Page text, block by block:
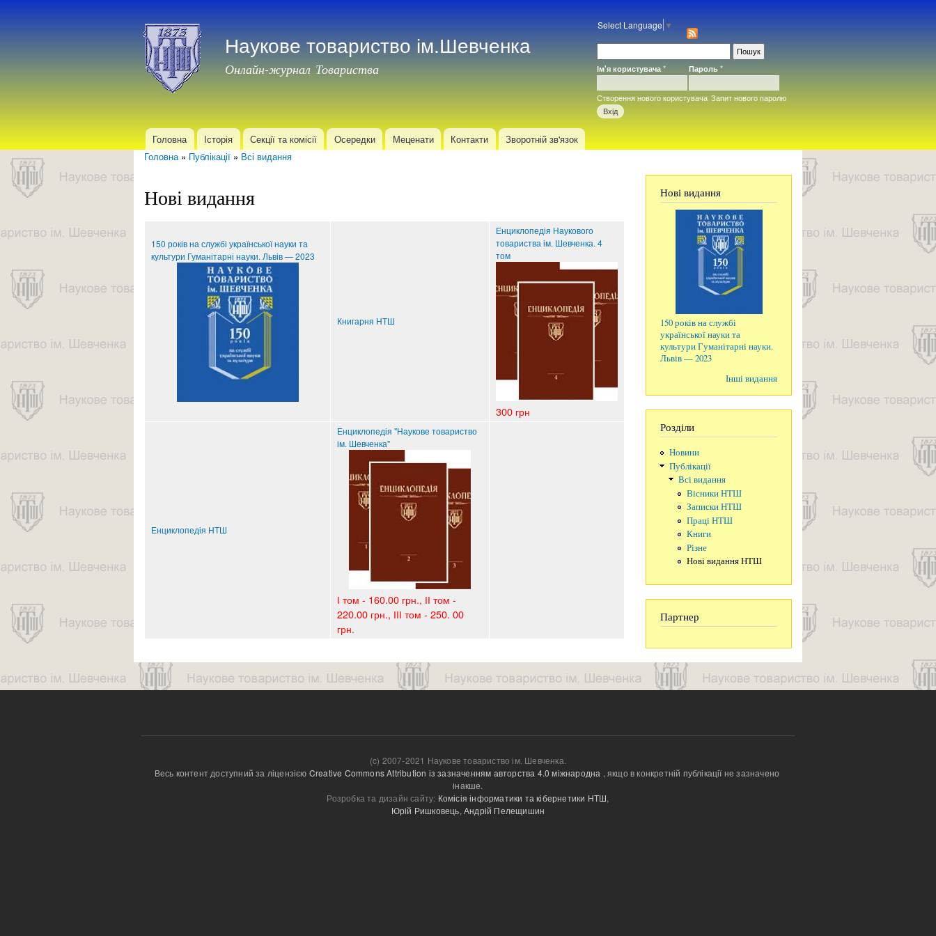
основного
матеріалу
Наукове товариство ім.Шевченка
Онлайн-журнал Товариства
Select Language ▼
Вхід
Ім'я користувача* Пароль*
Створення нового користувача Запит нового паролю
Головне меню
Головна Історія Секції та комісії Осередки Меценати Контакти Зворотній зв'язок
Головна» Публікації » Всі видання
Нові видання
150 років на службі української науки та
культури Гуманітарні науки. Львів — 2023
Книгарня НТШ
Енциклопедія Наукового
товариства ім. Шевченка. 4
том
300 грн
Енциклопедія НТШ
Енциклопедія "Наукове товариство
ім. Шевченка"
І том - 160.00 грн., ІІ том -
220.00 грн., ІІІ том - 250. 00
грн.
Нові видання
150 років на службі
української науки та
культури Гуманітарні науки.
Львів — 2023
Інші видання
Розділи
Новини
Публікації
Всі видання
Вісники НТШ
Записки НТШ
Праці НТШ
Книги
Різне
Нові видання НТШ
Партнер
(c) 2007-2021 Наукове товариство ім. Шевченка.
Весь контент доступний за ліцензією Creative Commons Attribution із зазначенням авторства 4.0 міжнародна , якщо в конкретній публікації не зазначено
інакше.
Розробка та дизайн сайту: Комісія інформатики та кібернетики НТШ,
Юрій Ришковець, Андрій Пелещишин